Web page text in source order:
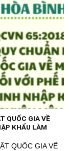
QUỐC GIA VỀ
KHẨU LÀM
QUỐC GIA VỀ